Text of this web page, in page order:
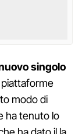
singolo
modo di
ha tenuto lo